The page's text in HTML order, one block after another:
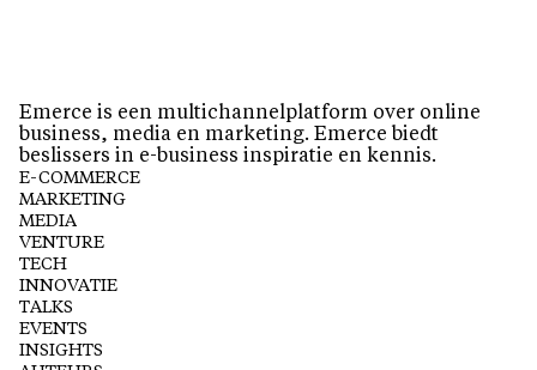
Emerce is een multichannelplatform over online
business, media en marketing. Emerce biedt
beslissers in e-business inspiratie en kennis.
E-COMMERCE
MARKETING
MEDIA
VENTURE
TECH
INNOVATIE
TALKS
EVENTS
INSIGHTS